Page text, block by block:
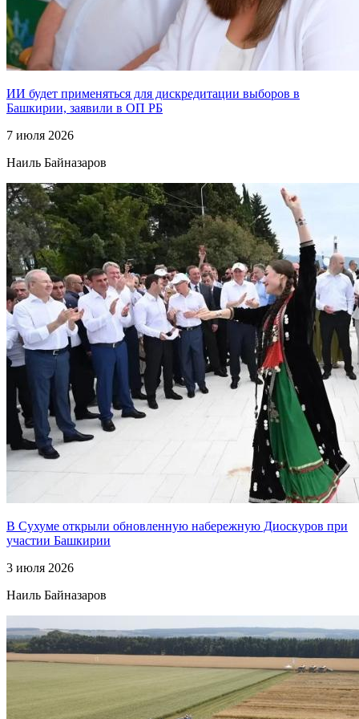
ИИ будет применяться для дискредитации выборов в
Башкирии, заявили в ОП РБ
7 июля 2026
Наиль Байназаров
В Сухуме открыли обновленную набережную Диоскуров при
участии Башкирии
3 июля 2026
Наиль Байназаров